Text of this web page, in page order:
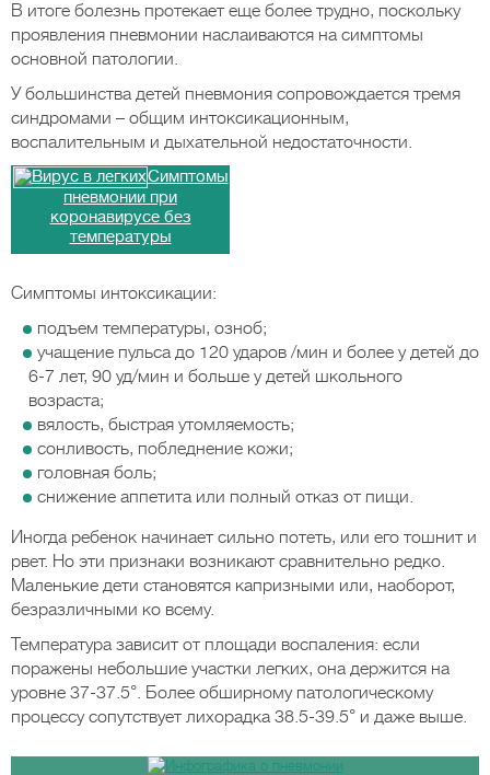
В итоге болезнь протекает еще более трудно, поскольку
проявления пневмонии наслаиваются на симптомы
основной патологии.
У большинства детей пневмония сопровождается тремя
синдромами – общим интоксикационным,
воспалительным и дыхательной недостаточности.
Симптомы
пневмонии при
коронавирусе без
температуры
Симптомы интоксикации:
подъем температуры, озноб;
учащение пульса до 120 ударов /мин и более у детей до
6-7 лет, 90 уд/мин и больше у детей школьного
возраста;
вялость, быстрая утомляемость;
сонливость, побледнение кожи;
головная боль;
снижение аппетита или полный отказ от пищи.
Иногда ребенок начинает сильно потеть, или его тошнит и
рвет. Но эти признаки возникают сравнительно редко.
Маленькие дети становятся капризными или, наоборот,
безразличными ко всему.
Температура зависит от площади воспаления: если
поражены небольшие участки легких, она держится на
уровне 37-37.5°. Более обширному патологическому
процессу сопутствует лихорадка 38.5-39.5° и даже выше.